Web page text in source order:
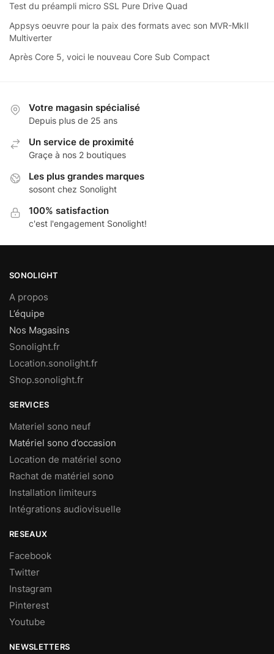
Test du préampli micro SSL Pure Drive Quad
Appsys oeuvre pour la paix des formats avec son MVR-MkII
Multiverter
Après Core 5, voici le nouveau Core Sub Compact
Votre magasin spécialisé
Depuis plus de 25 ans
Un service de proximité
Graçe à nos 2 boutiques
Les plus grandes marques
sosont chez Sonolight
100% satisfaction
c'est l'engagement Sonolight!
SONOLIGHT
A propos
L’équipe
Nos Magasins
Sonolight.fr
Location.sonolight.fr
Shop.sonolight.fr
SERVICES
Materiel sono neuf
Matériel sono d’occasion
Location de matériel sono
Rachat de matériel sono
Installation limiteurs
Intégrations audiovisuelle
RESEAUX
Facebook
Twitter
Instagram
Pinterest
Youtube
NEWSLETTERS